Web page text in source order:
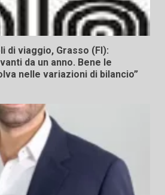
di viaggio, Grasso (FI):
da un anno. Bene le
nelle variazioni di bilancio”